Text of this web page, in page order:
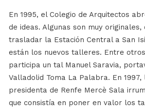
En 1995, el Colegio de Arquitectos
de ideas. Algunas son muy originales,
trasladar la Estación Central a San
están los nuevos talleres. Entre
participa un tal Manuel Saravia,
Valladolid Toma La Palabra. En
presidenta de Renfe Mercè Sala
que consistía en poner en valor los